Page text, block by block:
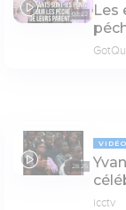
03:22
Les
28:25
VIDÉO
icctv